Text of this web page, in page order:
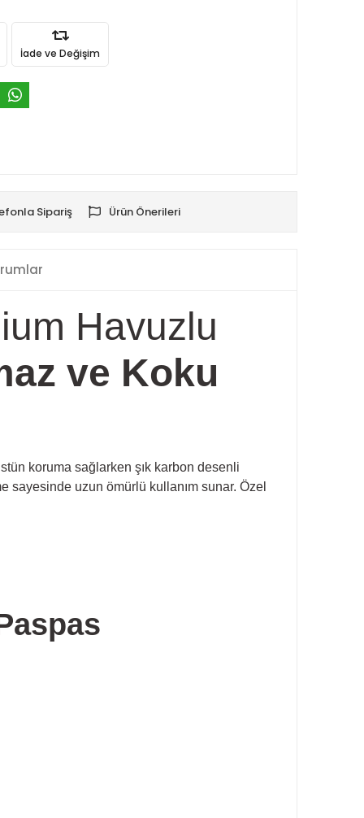
İade ve Değişim
Sipariş Ürün Önerileri
Havuzlu
ve Koku
koruma sağlarken şık karbon desenli
sayesinde uzun ömürlü kullanım sunar. Özel